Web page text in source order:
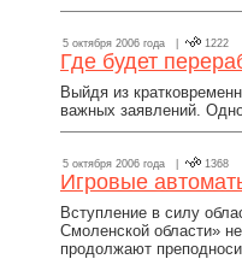
5 октября 2006 года | 1222
Где будет
Выйдя из
важных заявлений.
5 октября 2006 года | 1368
Игровые
Вступление в силу
Смоленской области»
продолжают